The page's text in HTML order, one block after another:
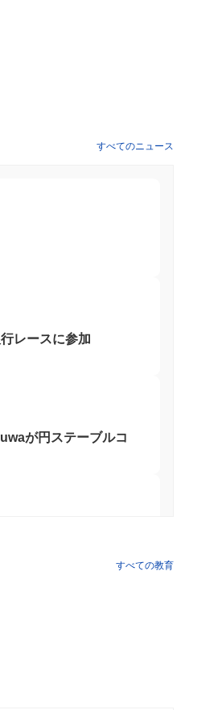
すべてのニュース
レースに参加
が円ステーブルコ
すべての教育